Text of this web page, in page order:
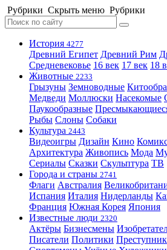
Рубрики Скрыть меню Рубрики
История 4277
Древний Египет Древний Рим
Средневековье 16 век 17 век 18
Животные 2233
Грызуны Земноводные
Медведи Моллюски Насекомые
Паукообразные
Рыбы Слоны Собаки
Культура 2443
Видеоигры Дизайн Кино
Архитектура Живопись Мода
Сериалы Сказки Скульптура ТВ
Города и страны 2741
Флаги Австралия
Испания Италия Нидерланды
Франция Южная Корея Япония
Известные люди 2320
Актёры Бизнесмены
Писатели Политики